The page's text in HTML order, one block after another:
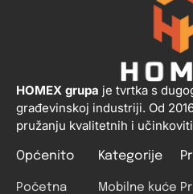
HOMEX grupa je tvrtka s
građevinskoj industriji. Od
pružanju kvalitetnih i
Općenito
Početna
Kategorije
Mobilne kuće